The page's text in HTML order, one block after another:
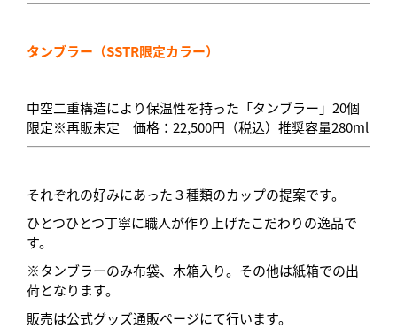
タンブラー（SSTR限定カラー）
中空二重構造により保温性を持った「タンブラー」20個
限定※再販未定 価格：22,500円（税込）推奨容量280ml
それぞれの好みにあった３種類のカップの提案です。
ひとつひとつ丁寧に職人が作り上げたこだわりの逸品で
す。
※タンブラーのみ布袋、木箱入り。その他は紙箱での出
荷となります。
販売は公式グッズ通販ページにて行います。